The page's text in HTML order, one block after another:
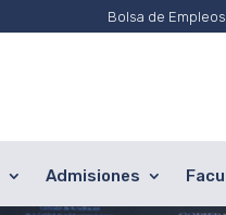
Bolsa de Empleos
Admisiones